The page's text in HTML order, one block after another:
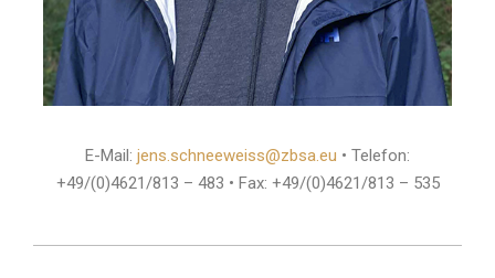
E-Mail: jens.schneeweiss@zbsa.eu • Telefon:
+49/(0)4621/813 – 483 • Fax: +49/(0)4621/813 – 535